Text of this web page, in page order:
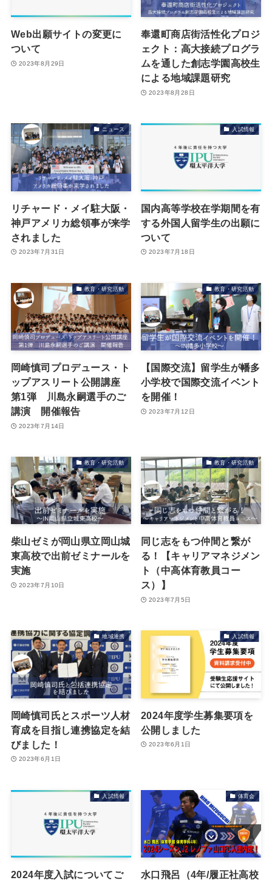
Web出願サイトの変更に
ついて
2023年8月29日
奉還町商店街活性化プロジ
ェクト：高大接続プログラ
ムを通した創志学園高校生
による地域課題研究
2023年8月28日
ニュース
リチャード・メイ駐大阪・
神戸アメリカ総領事が来学
されました
2023年7月31日
入試情報
国内高等学校在学期間を有
する外国人留学生の出願に
ついて
2023年7月18日
教育・研究活動
岡崎慎司プロデュース・ト
ップアスリート公開講座
第1弾 川島永嗣選手のご
講演 開催報告
2023年7月14日
教育・研究活動
【国際交流】留学生が幡多
小学校で国際交流イベント
を開催！
2023年7月12日
教育・研究活動
柴山ゼミが岡山県立岡山城
東高校で出前ゼミナールを
実施
2023年7月10日
教育・研究活動
同じ志をもつ仲間と繋が
る！【キャリアマネジメン
ト（中高体育教員コー
ス）】
2023年7月5日
地域連携
岡崎慎司氏とスポーツ人材
育成を目指し連携協定を結
びました！
2023年6月1日
入試情報
2024年度学生募集要項を
公開しました
2023年6月1日
入試情報
2024年度入試についてご
体育会
水口飛呂（4年/履正社高校